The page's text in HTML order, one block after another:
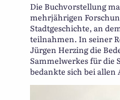
Die Buchvorstellung
mehrjährigen
Stadtgeschichte, an
teilnahmen. In seiner
Jürgen Herzing die
Sammelwerkes für die
bedankte sich bei